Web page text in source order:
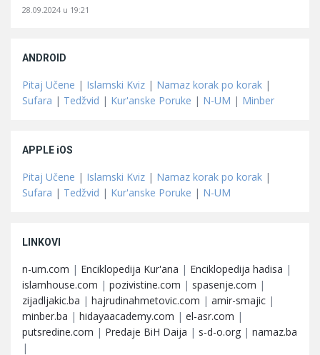
28.09.2024 u 19:21
ANDROID
Pitaj Učene | Islamski Kviz | Namaz korak po korak |
Sufara | Tedžvid | Kur'anske Poruke | N-UM | Minber
APPLE iOS
Pitaj Učene | Islamski Kviz | Namaz korak po korak |
Sufara | Tedžvid | Kur'anske Poruke | N-UM
LINKOVI
n-um.com | Enciklopedija Kur'ana | Enciklopedija hadisa |
islamhouse.com | pozivistine.com | spasenje.com |
zijadljakic.ba | hajrudinahmetovic.com | amir-smajic |
minber.ba | hidayaacademy.com | el-asr.com |
putsredine.com | Predaje BiH Daija | s-d-o.org | namaz.ba
|